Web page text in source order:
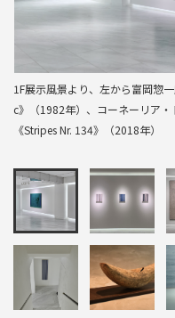
1F展示風景より、左から富岡惣
c》（1982年）、コーネーリア
《Stripes Nr. 134》（2018年）